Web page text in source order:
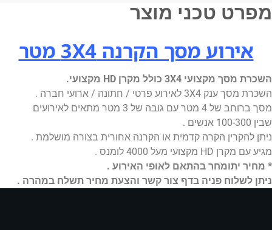
מפרט טכני מוצר
אירוע מסך הקרנה 3X4 מטר
השכרת מסך מקצועי 3X4 כולל מקרן HD מקצועי.
השכרת מסך ענק 3X4 לאירוע פרטי / חתונה / ארועי חברה .
מסך ברוחב של 4 מטר עם גובה של 3 מטר מתאים לאירועים
שבין 100-300 אנשים .
ניתן להקרין הקרה קדמית או הקרנה אחורית בצורה מושלמת .
מגיע עם מקרן HD מקצועי מעל 4000 לומנס .
* מחיר יתומחר בהתאם לאופי האירוע .
ניתן לשלוח פניה בדף צור קשר והצעת מחיר תשלח במהרה .